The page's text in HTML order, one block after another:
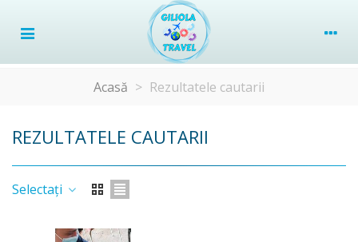
Acasă > Rezultatele cautarii
REZULTATELE CAUTARII
Selectați